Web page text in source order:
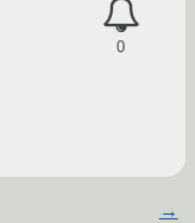
0
→